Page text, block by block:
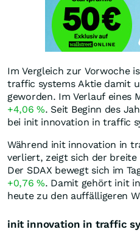
Im Vergleich zur Vorwoche
traffic systems Aktie damit
geworden. Im Verlauf eines
+4,06%. Seit Beginn des
bei init innovation in traffic
Während init innovation in
verliert, zeigt sich der
Der SDAX bewegt sich im
+0,76%. Damit gehört init
heute zu den auffälligeren
init innovation in traffic